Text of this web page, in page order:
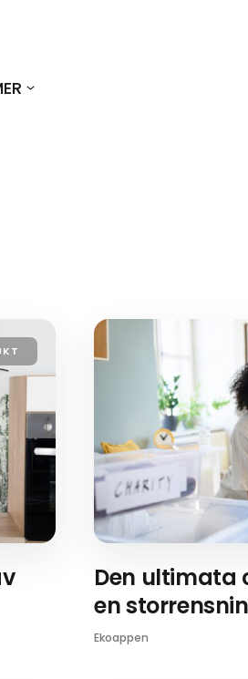
Den ultimata
en
Ekoappen